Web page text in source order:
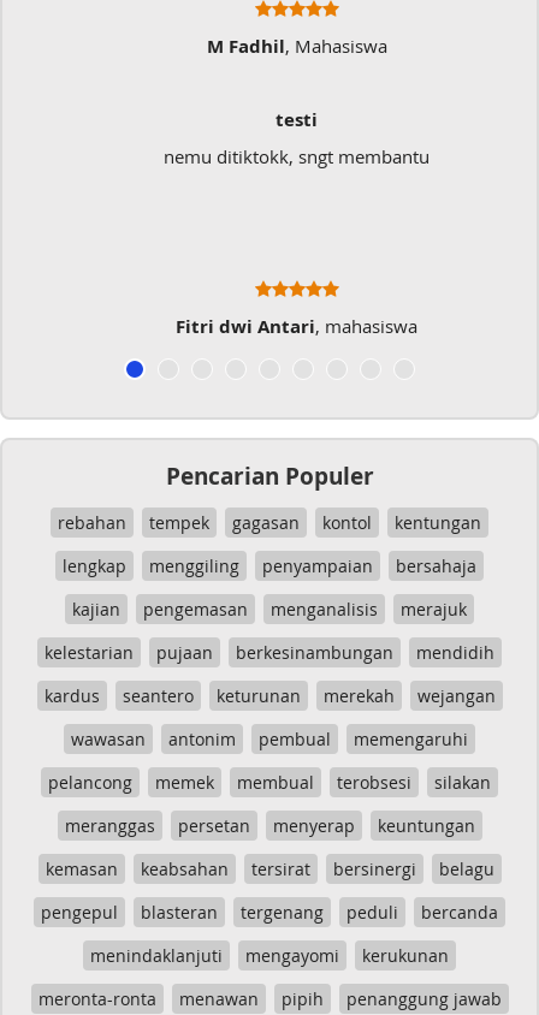
Sangat membantu buat type saya
Musicer Indo
Pencarian Populer
rebahan tempek gagasan kontol
kentungan
lengkap
menggiling penyampaian
bersahaja
kajian
pengemasan menganalisis
merajuk
kelestarian
pujaan berkesinambungan
mendidih
kardus
seantero keturunan merekah
wejangan
wawasan
antonim pembual
memengaruhi
pelancong
memek membual terobsesi
silakan
meranggas
persetan menyerap
keuntungan
kemasan
keabsahan tersirat bersinergi
belagu
pengepul
blasteran tergenang peduli
bercanda
menindaklanjuti
mengayomi
kerukunan
meronta-ronta
menawan pipih
penanggung jawab